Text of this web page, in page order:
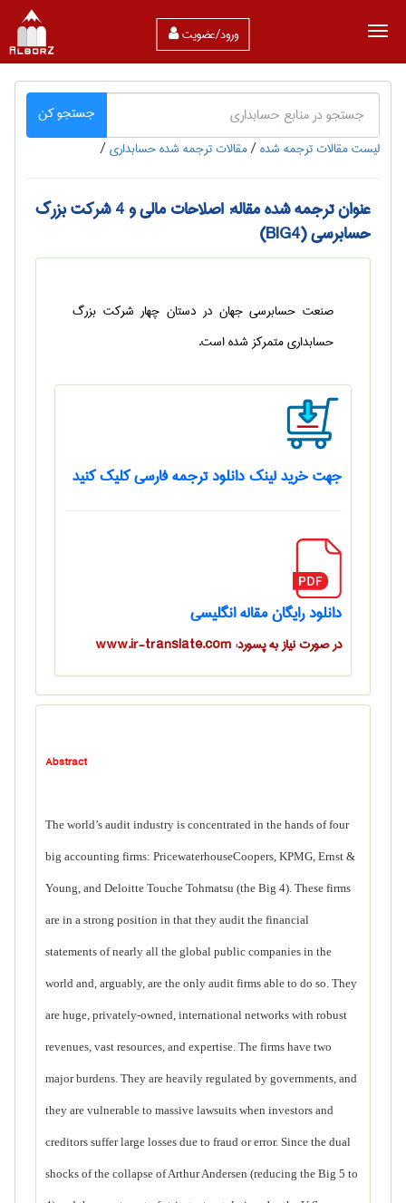
ورود/عضویت
جستجو کن
لیست مقالات ترجمه شده/مقالات ترجمه شده حسابداری/
عنوان ترجمه شده مقاله: اصلاحات مالي و 4 شركت بزرگ
حسابرسي (BIG4)
صنعت حسابرسي جهان در دستان چهار شركت بزرگ
حسابداري متمركز شده است.
جهت خرید لینک دانلود ترجمه فارسی کلیک کنید
دانلود رایگان مقاله انگلیسی
در صورت نیاز به پسورد: www.ir-translate.com
Abstract
The world’s audit industry is concentrated in the hands of four
big accounting firms: PricewaterhouseCoopers, KPMG, Ernst &
Young, and Deloitte Touche Tohmatsu (the Big 4). These firms
are in a strong position in that they audit the financial
statements of nearly all the global public companies in the
world and, arguably, are the only audit firms able to do so. They
are huge, privately-owned, international networks with robust
revenues, vast resources, and expertise. The firms have two
major burdens. They are heavily regulated by governments, and
they are vulnerable to massive lawsuits when investors and
creditors suffer large losses due to fraud or error. Since the dual
shocks of the collapse of Arthur Andersen (reducing the Big 5 to